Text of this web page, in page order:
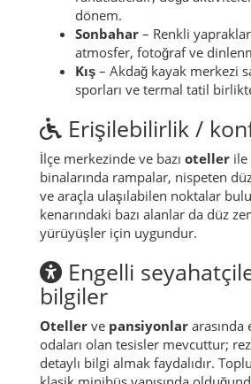
dönem.
Sonbahar – Renkli
atmosfer, fotoğraf ve
Kış – Akdağ kayak merkezi
sporları ve termal tatil
Erişilebilirlik /
İlçe merkezinde ve bazı oteller ile
binalarında rampalar, nispeten
ve araçla ulaşılabilen noktalar
kenarındaki bazı alanlar da düz
yürüyüşler için uygundur.
Engelli
bilgiler
Oteller ve pansiyonlar arasında
odaları olan tesisler mevcuttur;
detaylı bilgi almak faydalıdır.